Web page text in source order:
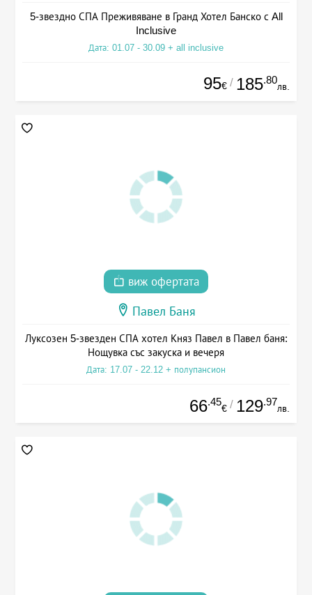
5-звездно СПА Преживяване в Гранд Хотел Банско с All
Inclusive
Дата: 01.07 - 30.09 + all inclusive
95€ / 185.80
лв.
виж офертата
Павел Баня
Луксозен 5-звезден СПА хотел Княз Павел в Павел баня:
Нощувка със закуска и вечеря
Дата: 17.07 - 22.12 + полупансион
66.45
€ / 129.97
лв.